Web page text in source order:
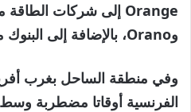
وOrano، بالإضافة إلى البنوك مثل Societe Generale.
وفي منطقة الساحل بغرب
الفرنسية أوقاتا مضطربة